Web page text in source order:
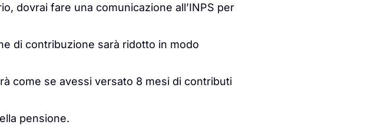
dovrai fare una comunicazione all’INPS per
di contribuzione sarà ridotto in modo
come se avessi versato 8 mesi di contributi
pensione.